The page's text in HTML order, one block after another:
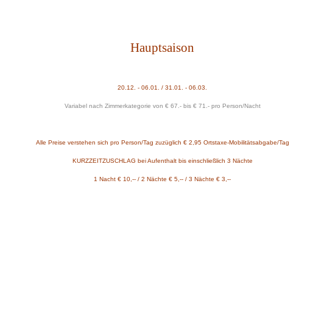
Hauptsaison
20.12. - 06 .01. / 31.01 . - 06.03
Variabel nach Zimmerkategorie von € 67.- bis € 71.- pro Person/Nacht
Alle Preise verstehen sich pro Person/Tag zuzüglich € 2,95 Ortstaxe-Mobilitätsabgabe/Tag
KURZZEITZUSCHLAG bei Aufenthalt bis einschließlich 3 Nächte
1 Nacht € 10 ,-- / 2 Nächte € 5,-- / 3 Nächte € 3 ,--